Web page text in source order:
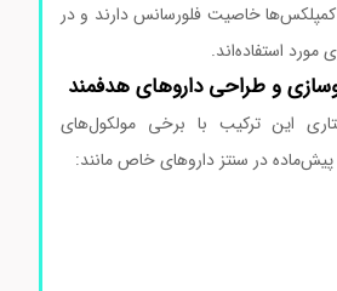
خاصیت فلورسانس دارند و در
استفاده‌اند.
این ترکیب با برخی مولکول‌های
در سنتز داروهای خاص مانند: